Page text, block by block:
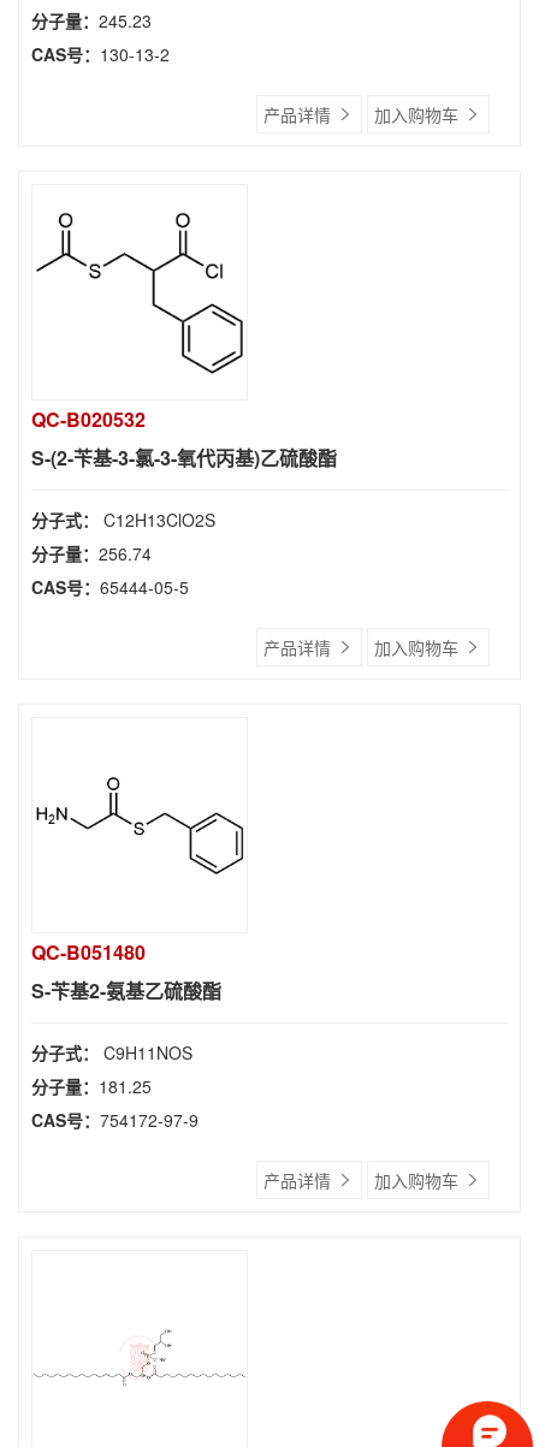
分子量： 245.23
CAS号： 130-13-2
产品详情 加入购物车
QC-B020532
S-(2-苄基-3-氯-3-氧代丙基)乙硫酸酯
分子式： C12H13ClO2S
分子量： 256.74
CAS号： 65444-05-5
产品详情 加入购物车
QC-B051480
S-苄基2-氨基乙硫酸酯
分子式： C9H11NOS
分子量： 181.25
CAS号： 754172-97-9
产品详情 加入购物车